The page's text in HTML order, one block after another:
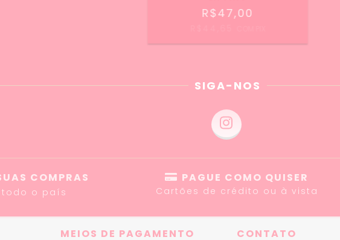
R$47,00
SIGA-NOS
COMPRAS
todo o país
PAGUE COMO QUISER
Cartões de crédito ou à vista
MEIOS DE PAGAMENTO CONTATO